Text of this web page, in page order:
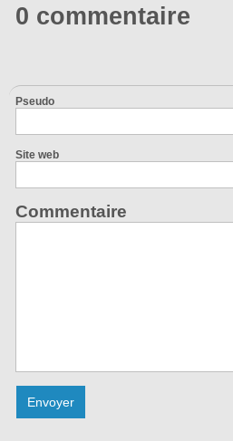
0 commentaire
Pseudo
Site web
Commentaire